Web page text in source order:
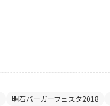
明石バーガーフェスタ2018